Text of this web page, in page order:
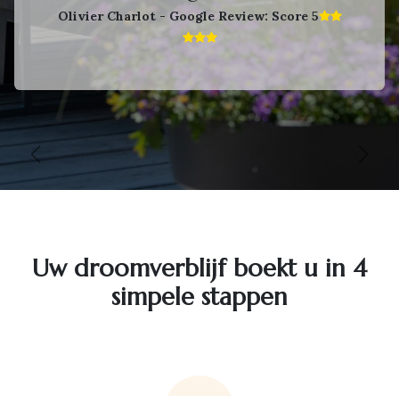
Olivier Charlot - Google Review: Score 5​
Vorige
Uw droomverblijf boekt u in 4
simpele stappen